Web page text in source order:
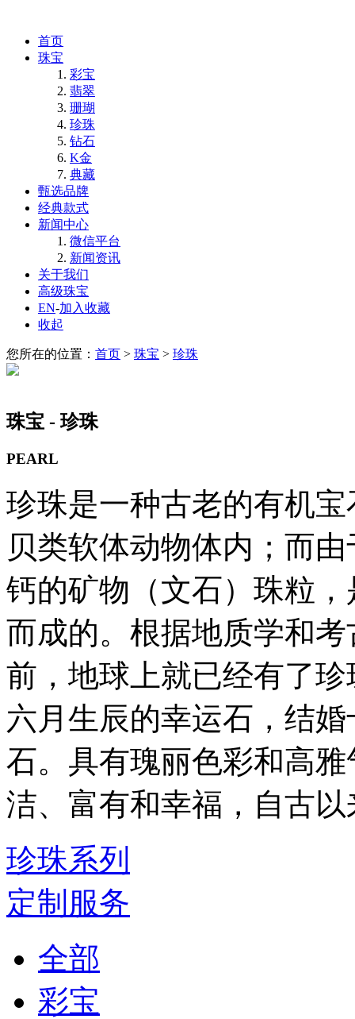
首页
珠宝
彩宝
翡翠
珊瑚
珍珠
钻石
K金
典藏
甄选品牌
经典款式
新闻中心
微信平台
新闻资讯
关于我们
高级珠宝
EN-加入收藏
收起
您所在的位置： 首页 > 珠宝 > 珍珠
珠宝 - 珍珠
PEARL
珍珠是一种古老的有机
贝类软体动物体内；而
钙的矿物（文石）珠粒
而成的。根据地质学和
前，地球上就已经有了
六月生辰的幸运石，结
石。具有瑰丽色彩和高
洁、富有和幸福，自古
珍珠系列
定制服务
全部
彩宝